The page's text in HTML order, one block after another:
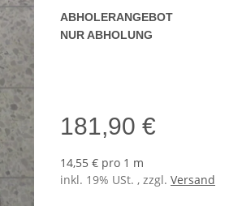
ABHOLERANGEBOT
NUR ABHOLUNG
181,90 €
14,55 € pro 1 m
inkl. 19% USt. , zzgl. Versand